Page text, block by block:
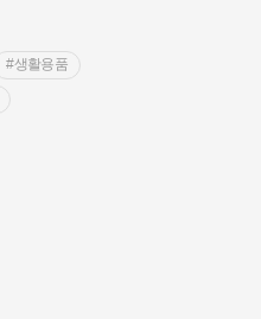
#생활용품